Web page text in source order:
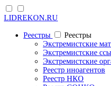
LIDREKON.RU
Реестры
Реестры
Экстремистские
Экстремистские
Экстремистские
Реестр иноагентов
Реестр НКО